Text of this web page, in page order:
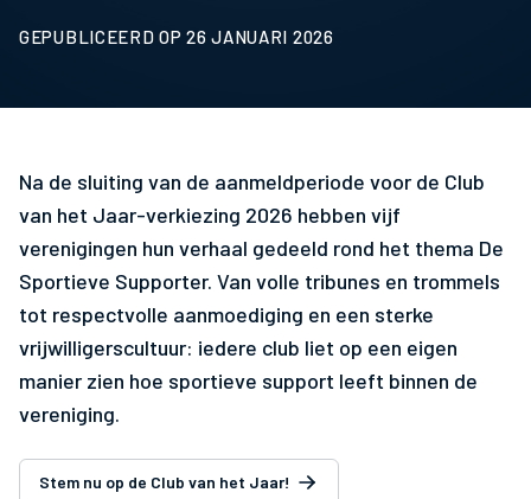
GEPUBLICEERD OP 26 JANUARI 2026
Na de sluiting van de aanmeldperiode voor de Club
van het Jaar-verkiezing 2026 hebben vijf
verenigingen hun verhaal gedeeld rond het thema De
Sportieve Supporter. Van volle tribunes en trommels
tot respectvolle aanmoediging en een sterke
vrijwilligerscultuur: iedere club liet op een eigen
manier zien hoe sportieve support leeft binnen de
vereniging.
Stem nu op de Club van het Jaar!